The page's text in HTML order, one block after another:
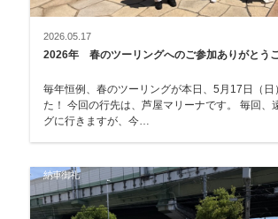
2026.05.17
2026年 春のツーリングへのご参加ありがとう
毎年恒例、春のツーリングが本日、5月17日（日
た！ 今回の行先は、芦屋マリーナです。 毎回、遠くにツーリン
グに行きますが、今…
納車御礼